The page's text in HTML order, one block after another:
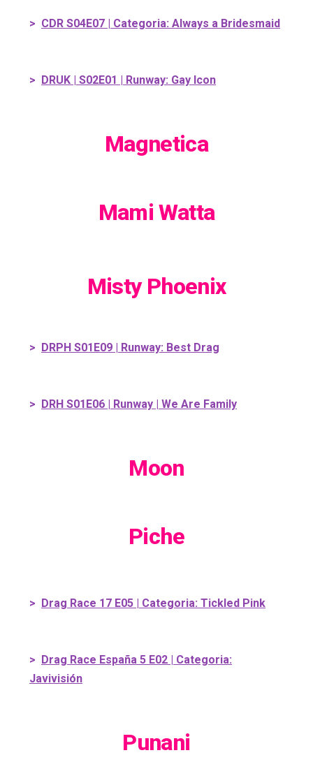
> CDR S04E07 | Categoria: Always a Bridesmaid
> DRUK | S02E01 | Runway: Gay Icon
Magnetica
Mami Watta
Misty Phoenix
> DRPH S01E09 | Runway: Best Drag
> DRH S01E06 | Runway | We Are Family
Moon
Piche
> Drag Race 17 E05 | Categoria: Tickled Pink
> Drag Race España 5 E02 | Categoria:
Javivisión
Punani